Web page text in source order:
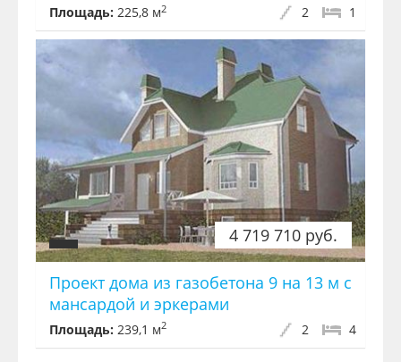
Площадь: 225,8 м2 1
2
4 719 710 руб.
Проект дома из газобетона 9 на 13 м с
мансардой и эркерами
Площадь: 239,1 м2 4
2